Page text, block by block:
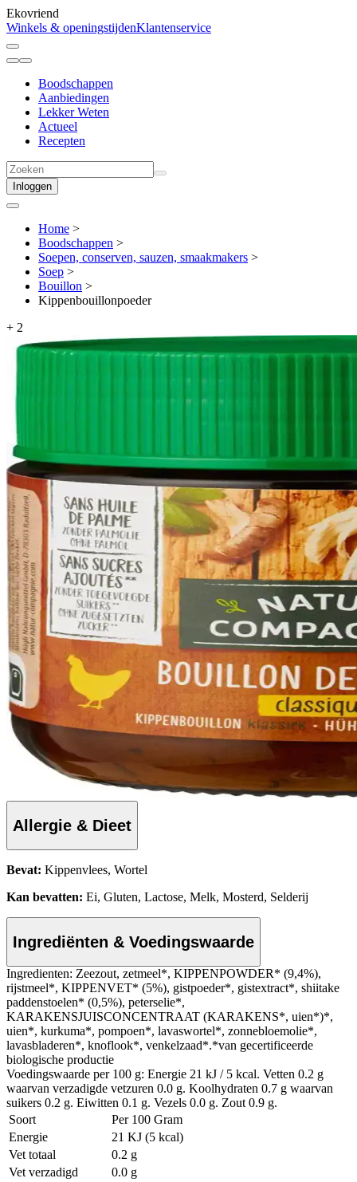
Ekovriend
Winkels & openingstijdenKlantenservice
Boodschappen
Aanbiedingen
Lekker Weten
Actueel
Recepten
Inloggen
Home >
Boodschappen >
Soepen, conserven, sauzen, smaakmakers >
Soep >
Bouillon >
Kippenbouillonpoeder
+ 2
Allergie & Dieet
Bevat: Kippenvlees, Wortel
Kan bevatten: Ei, Gluten, Lactose, Melk, Mosterd, Selderij
Ingrediënten & Voedingswaarde
Ingredienten: Zeezout, zetmeel*, KIPPENPOWDER* (9,4%),
rijstmeel*, KIPPENVET* (5%), gistpoeder*, gistextract*, shiitake
paddenstoelen* (0,5%), peterselie*,
KARAKENSJUISCONCENTRAAT (KARAKENS*, uien*)*,
uien*, kurkuma*, pompoen*, lavaswortel*, zonnebloemolie*,
lavasbladeren*, knoflook*, venkelzaad*.*van gecertificeerde
biologische productie
Voedingswaarde per 100 g: Energie 21 kJ / 5 kcal. Vetten 0.2 g
waarvan verzadigde vetzuren 0.0 g. Koolhydraten 0.7 g waarvan
suikers 0.2 g. Eiwitten 0.1 g. Vezels 0.0 g. Zout 0.9 g.
Soort
Per 100 Gram
Energie
21 KJ (5 kcal)
Vet totaal
0.2 g
Vet verzadigd
0.0 g